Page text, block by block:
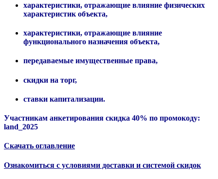
характеристики, отражающие влияние физических
характеристик объекта,
характеристики, отражающие влияние
функционального назначения объекта,
передаваемые имущественные права,
скидки на торг,
ставки капитализации.
Участникам анкетирования скидка 40% по промокоду:
land_2025
Скачать оглавление
Ознакомиться с условиями доставки и системой скидок